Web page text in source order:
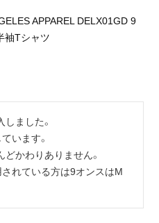
APPAREL DELX01GD 9
袖Tシャツ
ました。
います。
かわりありません。
れている方は9オンスはM